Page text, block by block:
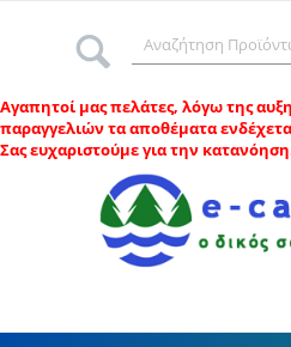
Αγαπητοί μας πελάτες, λόγω της
παραγγελιών τα αποθέματα
Σας ευχαριστούμε για την